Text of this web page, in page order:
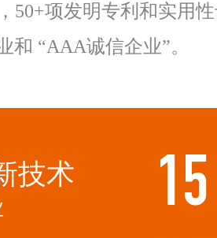
50+项发明专利和实用
和 “AAA诚信企业”。
技术
15